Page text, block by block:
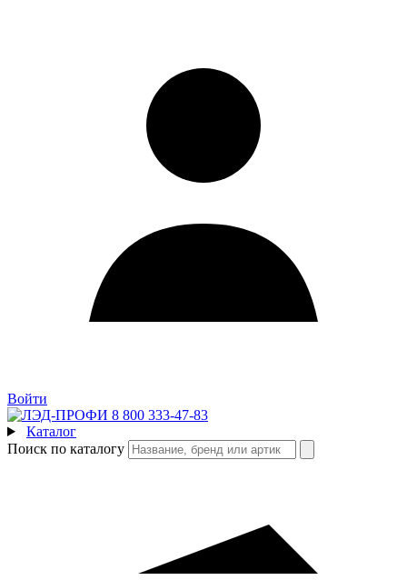
Войти
8 800 333-47-83
Каталог
Поиск по каталогу